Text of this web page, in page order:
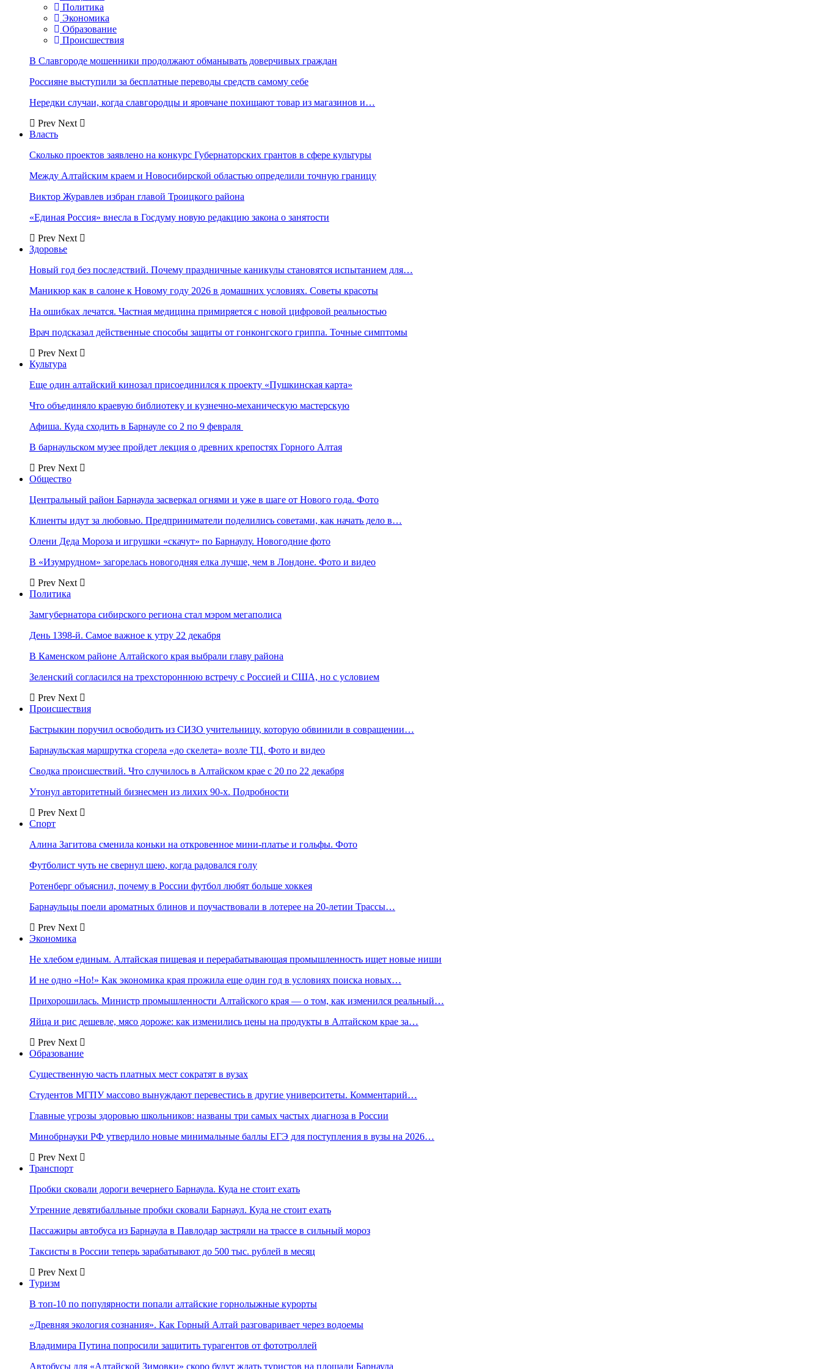
Политика
Экономика
Образование
Происшествия
В Славгороде мошенники продолжают обманывать доверчивых граждан
Россияне выступили за бесплатные переводы средств самому себе
Нередки случаи, когда славгородцы и яровчане похищают товар из магазинов и…
Prev Next
Власть
Сколько проектов заявлено на конкурс Губернаторских грантов в сфере культуры
Между Алтайским краем и Новосибирской областью определили точную границу
Виктор Журавлев избран главой Троицкого района
«Единая Россия» внесла в Госдуму новую редакцию закона о занятости
Prev Next
Здоровье
Новый год без последствий. Почему праздничные каникулы становятся испытанием для…
Маникюр как в салоне к Новому году 2026 в домашних условиях. Советы красоты
На ошибках лечатся. Частная медицина примиряется с новой цифровой реальностью
Врач подсказал действенные способы защиты от гонконгского гриппа. Точные симптомы
Prev Next
Культура
Еще один алтайский кинозал присоединился к проекту «Пушкинская карта»
Что объединяло краевую библиотеку и кузнечно-механическую мастерскую
Афиша. Куда сходить в Барнауле со 2 по 9 февраля
В барнаульском музее пройдет лекция о древних крепостях Горного Алтая
Prev Next
Общество
Центральный район Барнаула засверкал огнями и уже в шаге от Нового года. Фото
Клиенты идут за любовью. Предприниматели поделились советами, как начать дело в…
Олени Деда Мороза и игрушки «скачут» по Барнаулу. Новогодние фото
В «Изумрудном» загорелась новогодняя елка лучше, чем в Лондоне. Фото и видео
Prev Next
Политика
Замгубернатора сибирского региона стал мэром мегаполиса
День 1398-й. Самое важное к утру 22 декабря
В Каменском районе Алтайского края выбрали главу района
Зеленский согласился на трехстороннюю встречу с Россией и США, но с условием
Prev Next
Происшествия
Бастрыкин поручил освободить из СИЗО учительницу, которую обвинили в совращении…
Барнаульская маршрутка сгорела «до скелета» возле ТЦ. Фото и видео
Сводка происшествий. Что случилось в Алтайском крае с 20 по 22 декабря
Утонул авторитетный бизнесмен из лихих 90-х. Подробности
Prev Next
Спорт
Алина Загитова сменила коньки на откровенное мини-платье и гольфы. Фото
Футболист чуть не свернул шею, когда радовался голу
Ротенберг объяснил, почему в России футбол любят больше хоккея
Барнаульцы поели ароматных блинов и поучаствовали в лотерее на 20-летии Трассы…
Prev Next
Экономика
Не хлебом единым. Алтайская пищевая и перерабатывающая промышленность ищет новые ниши
И не одно «Но!» Как экономика края прожила еще один год в условиях поиска новых…
Прихорошилась. Министр промышленности Алтайского края — о том, как изменился реальный…
Яйца и рис дешевле, мясо дороже: как изменились цены на продукты в Алтайском крае за…
Prev Next
Образование
Существенную часть платных мест сократят в вузах
Студентов МГПУ массово вынуждают перевестись в другие университеты. Комментарий…
Главные угрозы здоровью школьников: названы три самых частых диагноза в России
Минобрнауки РФ утвердило новые минимальные баллы ЕГЭ для поступления в вузы на 2026…
Prev Next
Транспорт
Пробки сковали дороги вечернего Барнаула. Куда не стоит ехать
Утренние девятибалльные пробки сковали Барнаул. Куда не стоит ехать
Пассажиры автобуса из Барнаула в Павлодар застряли на трассе в сильный мороз
Таксисты в России теперь зарабатывают до 500 тыс. рублей в месяц
Prev Next
Туризм
В топ-10 по популярности попали алтайские горнолыжные курорты
«Древняя экология сознания». Как Горный Алтай разговаривает через водоемы
Владимира Путина попросили защитить турагентов от фототроллей
Автобусы для «Алтайской Зимовки» скоро будут ждать туристов на площади Барнаула